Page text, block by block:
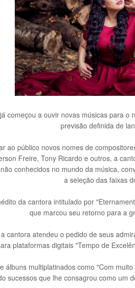
começou a ouvir novas músicas para
previsão definida de
ao público novos nomes de
Freire, Tony Ricardo e outros, a
conhecidos no mundo da música,
a seleção das faixas
da cantora intitulado por
que marcou seu retorno para a
cantora atendeu o pedido de seus
plataformas digitais "Tempo de
álbuns multiplatinados como "Com
sucessos que lhe consagrou como um